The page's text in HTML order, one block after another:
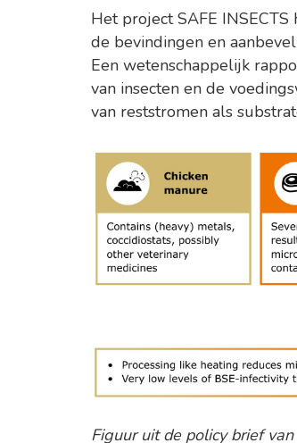
Het project SAFE
de bevindingen en
Een wetenschappelijk
van insecten en de
van reststromen als
Figuur uit de policy brief